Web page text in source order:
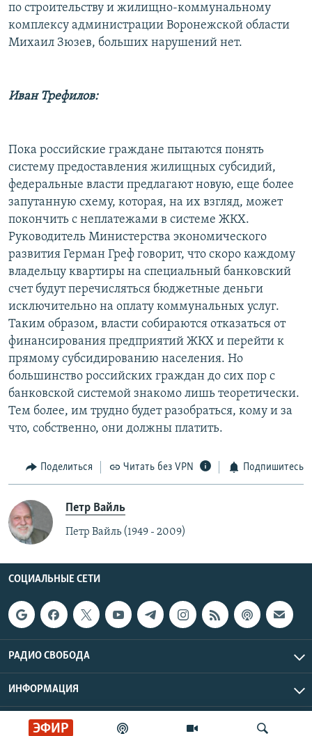
ЭФИР
по строительству и жилищно-коммунальному
комплексу администрации Воронежской области
Михаил Зюзев, больших нарушений нет.
Иван Трефилов:
Пока российские граждане пытаются понять
систему предоставления жилищных субсидий,
федеральные власти предлагают новую, еще более
запутанную схему, которая, на их взгляд, может
покончить с неплатежами в системе ЖКХ.
Руководитель Министерства экономического
развития Герман Греф говорит, что скоро каждому
владельцу квартиры на специальный банковский
счет будут перечисляться бюджетные деньги
исключительно на оплату коммунальных услуг.
Таким образом, власти собираются отказаться от
финансирования предприятий ЖКХ и перейти к
прямому субсидированию населения. Но
большинство российских граждан до сих пор с
банковской системой знакомо лишь теоретически.
Тем более, им трудно будет разобраться, кому и за
что, собственно, они должны платить.
Поделиться Читать без VPN Подпишитесь
Петр Вайль
Петр Вайль (1949 - 2009)
СОЦИАЛЬНЫЕ СЕТИ
РАДИО СВОБОДА
ИНФОРМАЦИЯ
Радио Свобода © 2026 RFE/RL, Inc. | Все права защищены.